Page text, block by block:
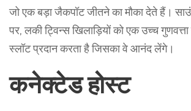
जो एक बड़ा जैकपॉट जीतने का मौका देते हैं।
पर, लकी ट्विन्स खिलाड़ियों को एक उच्च
स्लॉट प्रदान करता है जिसका वे आनंद लेंगे।
कनेक्टेड होस्ट